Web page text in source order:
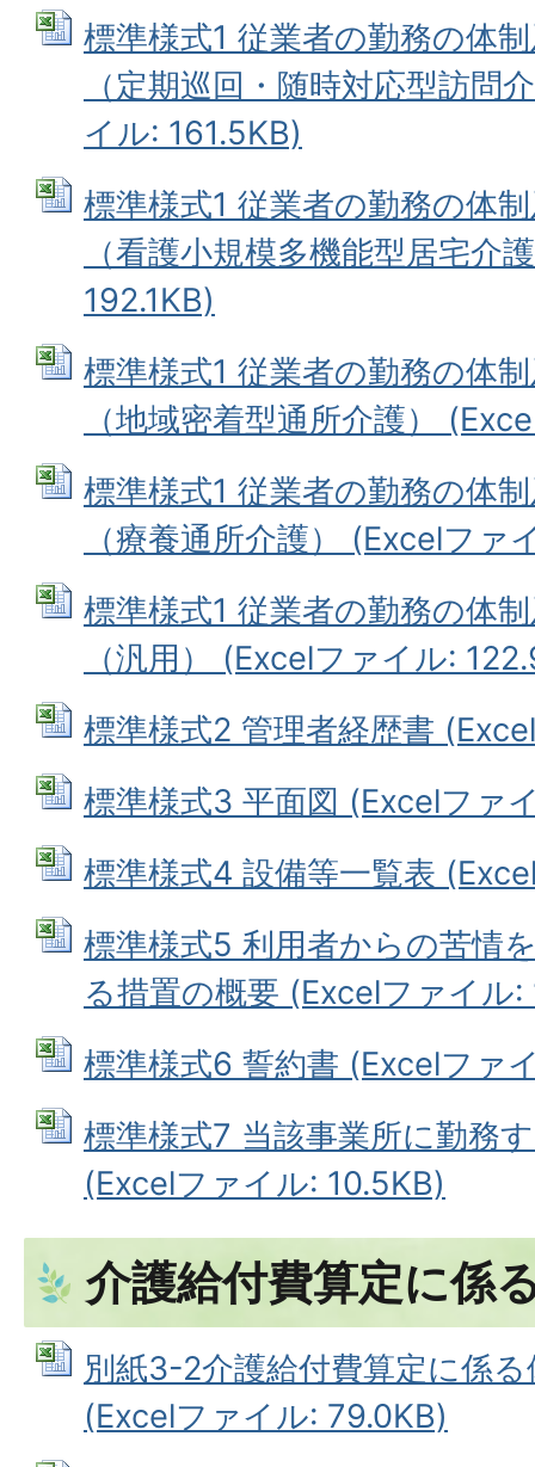
標準様式1 従業者の勤務の体
（定期巡回・随時対応型訪問
イル: 161.5KB)
標準様式1 従業者の勤務の体
（看護小規模多機能型居宅介
192.1KB)
標準様式1 従業者の勤務の体
（地域密着型通所介護）
標準様式1 従業者の勤務の体
（療養通所介護） (Excelファ
標準様式1 従業者の勤務の体
（汎用） (Excelファイル:
標準様式2 管理者経歴書
標準様式3 平面図 (Excelファ
標準様式4 設備等一覧表
標準様式5 利用者からの苦情
る措置の概要 (Excelファイル:
標準様式6 誓約書 (Excelファ
標準様式7 当該事業所に勤務
(Excelファイル: 10.5KB)
介護給付費算定に係
別紙3-2介護給付費算定に係
(Excelファイル: 79.0KB)